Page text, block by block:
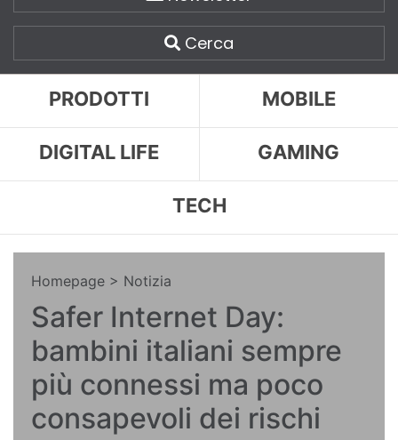
Cerca
PRODOTTI MOBILE
DIGITAL LIFE GAMING
TECH
Homepage > Notizia
Safer Internet Day:
bambini italiani sempre
più connessi ma poco
consapevoli dei rischi